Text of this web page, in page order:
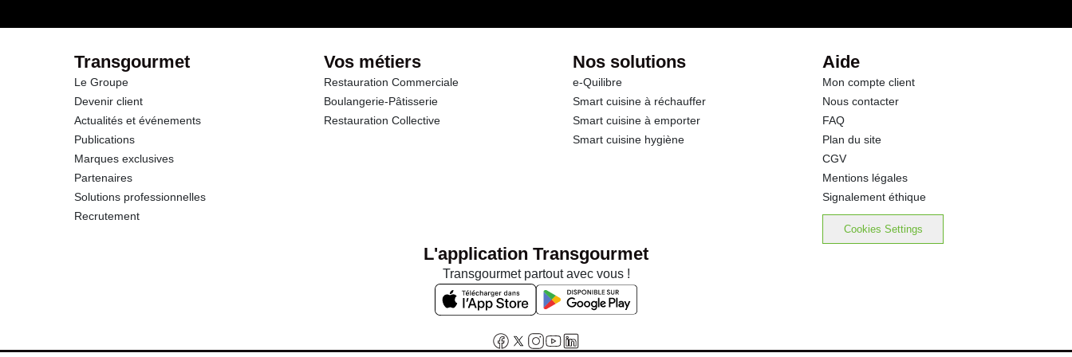
Protéines
Sel
Transgourmet
Le Groupe
Devenir client
Actualités et événements
Publications
Marques exclusives
Partenaires
Solutions professionnelles
Recrutement
Vos métiers
Restauration Commerciale
Boulangerie-Pâtisserie
Restauration Collective
Nos solutions
e-Quilibre
Smart cuisine à réchauffer
Smart cuisine à emporter
Smart cuisine hygiène
Aide
Mon compte client
Nous contacter
FAQ
Plan du site
CGV
Mentions légales
Signalement éthique
Cookies Settings
L'application Transgourmet
Transgourmet partout avec vous !